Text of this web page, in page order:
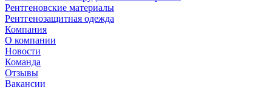
Рентгеновские материалы
Рентгенозащитная одежда
Компания
О компании
Новости
Команда
Отзывы
Вакансии